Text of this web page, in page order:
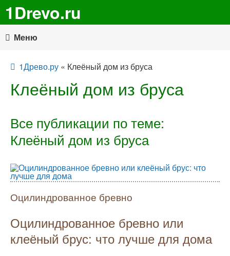
1Drevo.ru
Меню
1Древо.ру « Клеёный дом из бруса
Клеёный дом из бруса
Все публикации по теме:
Клеёный дом из бруса
Оцилиндрованное бревно
Оцилиндрованное бревно или
клеёный брус: что лучше для дома